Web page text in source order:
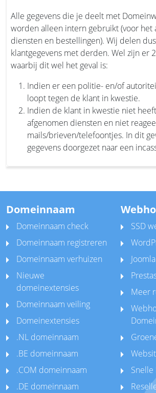
Alle gegevens die je deelt met
worden alleen intern gebruikt (voor het
diensten en bestellingen). Wij delen
klantgegevens met derden. Wel zijn er
waarbij dit wel het geval is:
Indien er een politie- en/of
loopt tegen de klant in kwestie.
Indien de klant in kwestie niet
afgenomen diensten en niet
mails/brieven/telefoontjes. In dit
gegevens doorgezet naar een
Domeinnaam
Domeinnaam check
Domeinnaam registreren
Domeinnaam verhuizen
Nieuwe
domeinextensies
Domeinnaam veiling
Domeinextensies
.NL domeinnaam
.BE domeinnaam
.COM domeinnaam
.DE domeinnaam
SSD
Meer